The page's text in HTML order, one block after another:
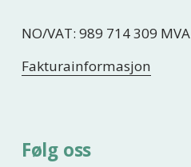
NO/VAT: 989 714 309 MVA
Fakturainformasjon
Følg oss